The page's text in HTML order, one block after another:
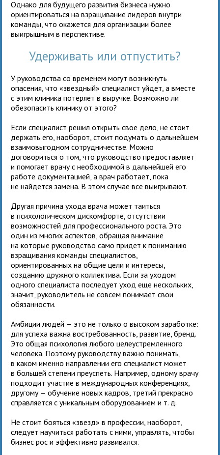
Однако для будущего развития бизнеса нужно
ориентироваться на взращивание лидеров внутри
команды, что окажется для организации более
выигрышным в перспективе.
Удерживать или отпустить?
У руководства со временем могут возникнуть
опасения, что «звездный» специалист уйдет, а вместе
с этим клиника потеряет в выручке. Возможно ли
обезопасить клинику от этого?
Если специалист решил открыть свое дело, не стоит
держать его, наоборот, стоит подумать о дальнейшем
взаимовыгодном сотрудничестве. Можно
договориться о том, что руководство предоставляет
и помогает врачу с необходимой в дальнейшей его
работе документацией, а врач работает, пока
не найдется замена. В этом случае все выигрывают.
Другая причина ухода врача может таиться
в психологическом дискомфорте, отсутствии
возможностей для профессионального роста. Это
один из многих аспектов, обращая внимание
на которые руководство само придет к пониманию
взращивания команды специалистов,
ориентированных на общие цели и интересы,
созданию дружного коллектива. Если за уходом
одного специалиста последует уход еще нескольких,
значит, руководитель не совсем понимает свои
обязанности.
Амбиции людей — это не только о высоком заработке:
для успеха важна востребованность, развитие, бренд.
Это общая психология любого целеустремленного
человека. Поэтому руководству важно понимать,
в каком именно направлении его специалист может
в большей степени преуспеть. Например, одному врачу
подходит участие в международных конференциях,
другому — обучение новых кадров, третий прекрасно
справляется с уникальным оборудованием и т. д.
Не стоит бояться «звезд» в профессии, наоборот,
следует научиться работать с ними, управлять, чтобы
бизнес рос и эффективно развивался.